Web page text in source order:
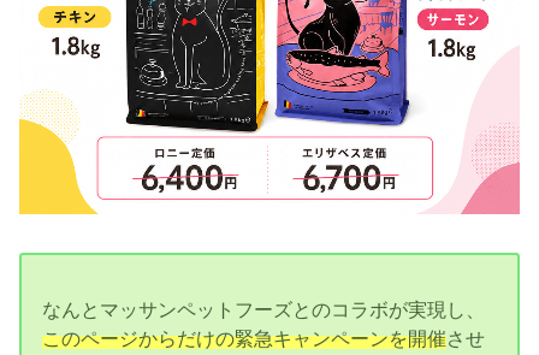
なんとマッサンペットフーズとのコラボが実現し、
このページからだけの緊急キャンペーンを開催させ